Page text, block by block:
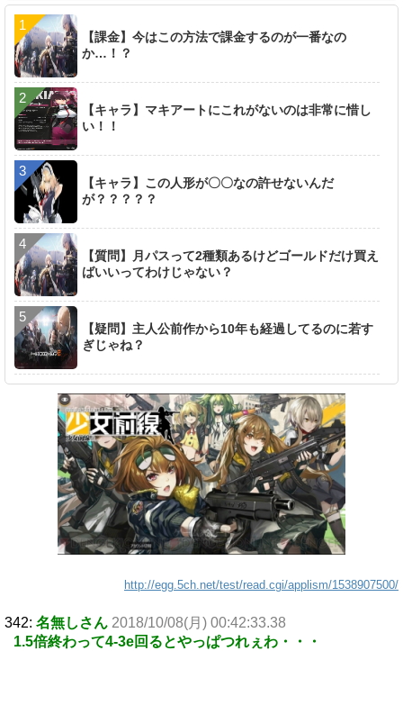
【課金】今はこの方法で課金するのが一番なの
か…！？
【キャラ】マキアートにこれがないのは非常に惜し
い！！
【キャラ】この人形が〇〇なの許せないんだ
が？？？？？
【質問】月パスって2種類あるけどゴールドだけ買え
ばいいってわけじゃない？
【疑問】主人公前作から10年も経過してるのに若す
ぎじゃね？
http://egg.5ch.net/test/read.cgi/applism/1538907500/
342: 名無しさん 2018/10/08(月) 00:42:33.38
1.5倍終わって4-3e回るとやっぱつれぇわ・・・